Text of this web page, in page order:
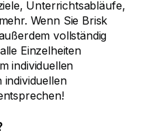
Unterrichtsabläufe,
Wenn Sie Brisk
vollständig
Einzelheiten
individuellen